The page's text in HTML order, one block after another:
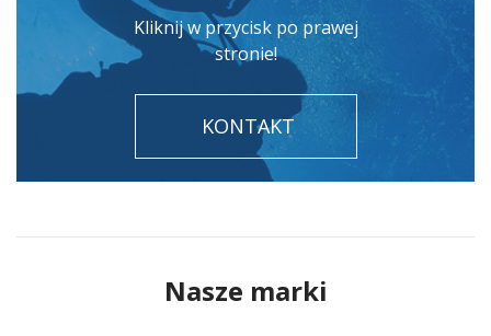
Kliknij w przycisk po prawej
stronie!
KONTAKT
Nasze marki